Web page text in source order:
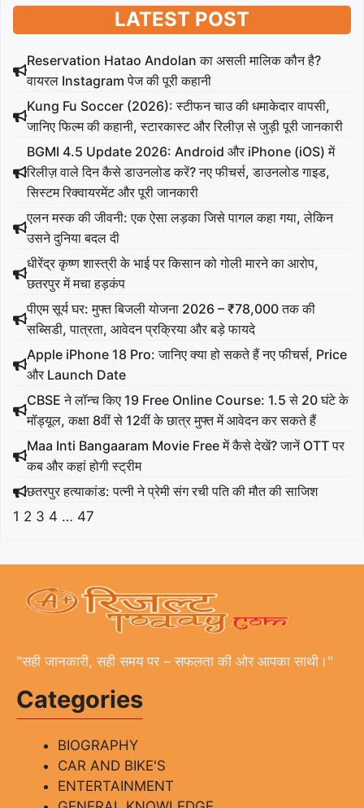
LATEST POST
Reservation Hatao Andolan का असली मालिक कौन है?
वायरल Instagram पेज की पूरी कहानी
Kung Fu Soccer (2026): स्टीफन चाउ की धमाकेदार वापसी,
जानिए फिल्म की कहानी, स्टारकास्ट और रिलीज़ से जुड़ी पूरी जानकारी
BGMI 4.5 Update 2026: Android और iPhone (iOS) में
रिलीज़ वाले दिन कैसे डाउनलोड करें? नए फीचर्स, डाउनलोड गाइड,
सिस्टम रिक्वायरमेंट और पूरी जानकारी
एलन मस्क की जीवनी: एक ऐसा लड़का जिसे पागल कहा गया, लेकिन
उसने दुनिया बदल दी
धीरेंद्र कृष्ण शास्त्री के भाई पर किसान को गोली मारने का आरोप,
छतरपुर में मचा हड़कंप
पीएम सूर्य घर: मुफ्त बिजली योजना 2026 – ₹78,000 तक की
सब्सिडी, पात्रता, आवेदन प्रक्रिया और बड़े फायदे
Apple iPhone 18 Pro: जानिए क्या हो सकते हैं नए फीचर्स, Price
और Launch Date
CBSE ने लॉन्च किए 19 Free Online Course: 1.5 से 20 घंटे के
मॉड्यूल, कक्षा 8वीं से 12वीं के छात्र मुफ्त में आवेदन कर सकते हैं
Maa Inti Bangaaram Movie Free में कैसे देखें? जानें OTT पर
कब और कहां होगी स्ट्रीम
छतरपुर हत्याकांड: पत्नी ने प्रेमी संग रची पति की मौत की साजिश
1 2 3 4 … 47
"सही जानकारी, सही समय पर – सफलता की ओर आपका साथी।"
Categories
BIOGRAPHY
CAR AND BIKE'S
ENTERTAINMENT